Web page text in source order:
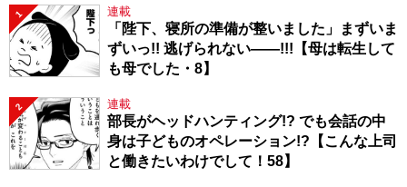
1 連載
「陛下、寝所の準備が整いました」まずいま
ずいっ!! 逃げられない――!!!【母は転生して
も母でした・8】
2 連載
部長がヘッドハンティング!? でも会話の中
身は子どものオペレーション!?【こんな上司
と働きたいわけでして！58】